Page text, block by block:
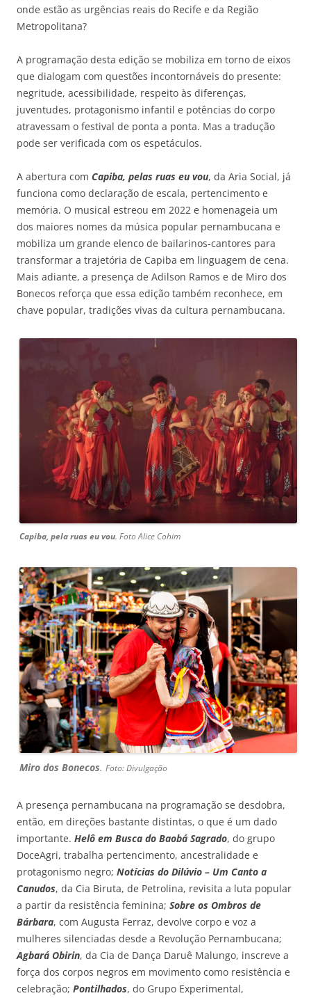
onde estão as urgências reais do Recife e da Região
Metropolitana?
A programação desta edição se mobiliza em torno de eixos
que dialogam com questões incontornáveis do presente:
negritude, acessibilidade, respeito às diferenças,
juventudes, protagonismo infantil e potências do corpo
atravessam o festival de ponta a ponta. Mas a tradução
pode ser verificada com os espetáculos.
A abertura com Capiba, pelas ruas eu vou, da Aria Social, já
funciona como declaração de escala, pertencimento e
memória. O musical estreou em 2022 e homenageia um
dos maiores nomes da música popular pernambucana e
mobiliza um grande elenco de bailarinos-cantores para
transformar a trajetória de Capiba em linguagem de cena.
Mais adiante, a presença de Adilson Ramos e de Miro dos
Bonecos reforça que essa edição também reconhece, em
chave popular, tradições vivas da cultura pernambucana.
Capiba, pela ruas eu vou. Foto Alice Cohim
Miro dos Bonecos. Foto: Divulgação
A presença pernambucana na programação se desdobra,
então, em direções bastante distintas, o que é um dado
importante. Helô em Busca do Baobá Sagrado, do grupo
DoceAgri, trabalha pertencimento, ancestralidade e
protagonismo negro; Notícias do Dilúvio – Um Canto a
Canudos, da Cia Biruta, de Petrolina, revisita a luta popular
a partir da resistência feminina; Sobre os Ombros de
Bárbara, com Augusta Ferraz, devolve corpo e voz a
mulheres silenciadas desde a Revolução Pernambucana;
Agbará Obirin, da Cia de Dança Daruê Malungo, inscreve a
força dos corpos negros em movimento como resistência e
celebração; Pontilhados, do Grupo Experimental,